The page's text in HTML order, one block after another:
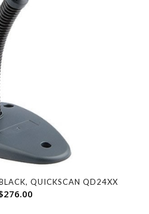
QUICKSCAN QD24XX
276.00